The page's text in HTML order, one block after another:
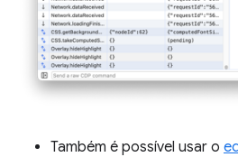
Também é possível usar o